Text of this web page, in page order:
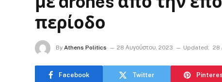
περίοδο
By Athens Politics 28 Αυγούστου, 2023 Updated: 28
Facebook Twitter